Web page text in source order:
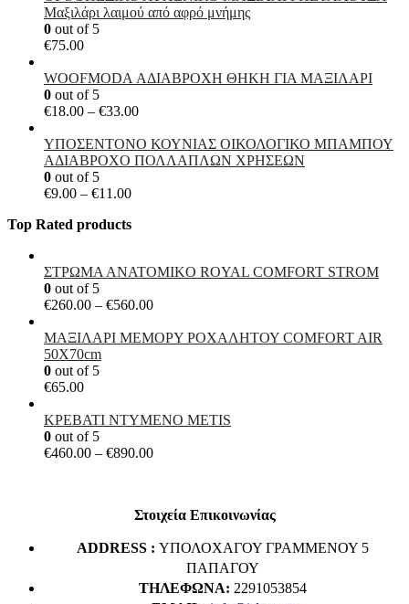
Μαξιλάρι λαιμού από αφρό μνήμης
0 out of 5
€75.00
WOOFMODA ΑΔΙΑΒΡΟΧΗ ΘΗΚΗ ΓΙΑ ΜΑΞΙΛΑΡΙ
0 out of 5
€18.00 – €33.00Price
€18.00
through
ΥΠΟΣΕΝΤΟΝΟ ΚΟΥΝΙΑΣ ΟΙΚΟΛΟΓΙΚΟ ΜΠΑΜΠΟΥ
ΑΔΙΑΒΡΟΧΟ ΠΟΛΛΑΠΛΩΝ ΧΡΗΣΕΩΝ
0 out of 5
€9.00 – €11.00Price
€9.00
Top Rated products
ΣΤΡΩΜΑ ΑΝΑΤΟMIKO ROYAL COMFORT STROM
0 out of 5
€260.00 – €560.00Price
€260.00
MAΞΙΛΑΡΙ ΜΕΜΟΡΥ ΡOXAΛΗΤΟΥ COMFORT AIR
50Χ70cm
0 out of 5
€65.00
ΚΡΕΒΑΤΙ ΝΤΥΜΕΝΟ METIS
0 out of 5
€460.00 – €890.00Price
€890.00
Στοιχεία Επικοινωνίας
ADDRESS : ΥΠΟΛΟΧΑΓΟΥ ΓΡΑΜΜΕΝΟΥ 5
ΠΑΠΑΓΟΥ
ΤΗΛΈΦΩΝΑ: 2291053854